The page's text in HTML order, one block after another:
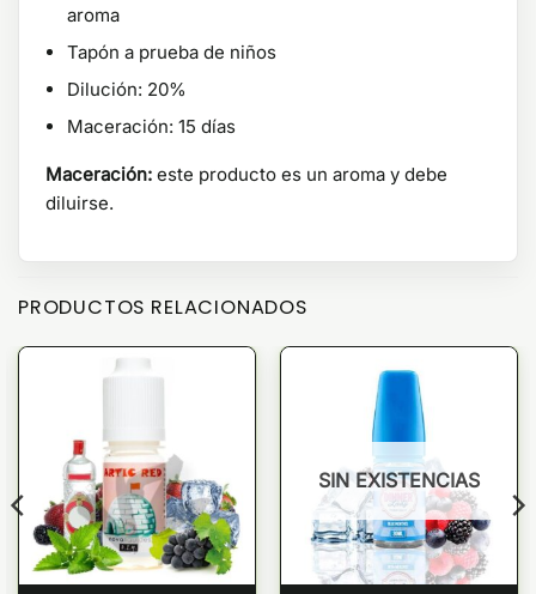
aroma
Tapón a prueba de niños
Dilución: 20%
Maceración: 15 días
Maceración: este producto es un aroma y debe
diluirse.
PRODUCTOS RELACIONADOS
SIN EXISTENCIAS